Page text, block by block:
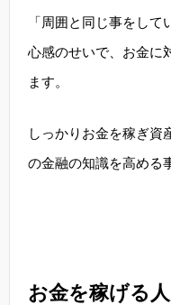
「周囲と同じ事をし
心感のせいで、お金に
ます。
しっかりお金を稼ぎ資
の金融の知識を高める
お金を稼げる